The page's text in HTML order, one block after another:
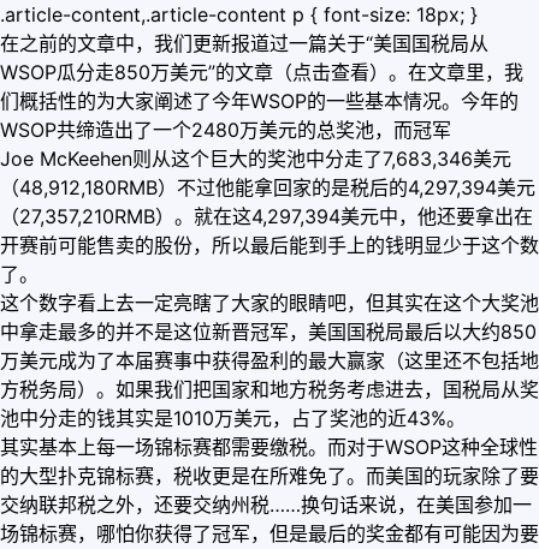
.article-content,.article-content p { font-size: 18px; }
在之前的文章中，我们更新报道过一篇关于“美国国税局从
WSOP瓜分走850万美元”的文章（点击查看）。在文章里，我
们概括性的为大家阐述了今年WSOP的一些基本情况。今年的
WSOP共缔造出了一个2480万美元的总奖池，而冠军
Joe McKeehen则从这个巨大的奖池中分走了7,683,346美元
（48,912,180RMB）不过他能拿回家的是税后的4,297,394美元
（27,357,210RMB）。就在这4,297,394美元中，他还要拿出在
开赛前可能售卖的股份，所以最后能到手上的钱明显少于这个数
了。
这个数字看上去一定亮瞎了大家的眼睛吧，但其实在这个大奖池
中拿走最多的并不是这位新晋冠军，美国国税局最后以大约850
万美元成为了本届赛事中获得盈利的最大赢家（这里还不包括地
方税务局）。如果我们把国家和地方税务考虑进去，国税局从奖
池中分走的钱其实是1010万美元，占了奖池的近43%。
其实基本上每一场锦标赛都需要缴税。而对于WSOP这种全球性
的大型扑克锦标赛，税收更是在所难免了。而美国的玩家除了要
交纳联邦税之外，还要交纳州税……换句话来说，在美国参加一
场锦标赛，哪怕你获得了冠军，但是最后的奖金都有可能因为要